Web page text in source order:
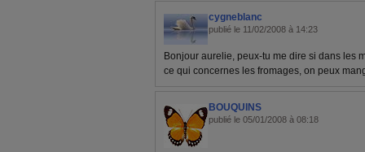
cygneblanc
publié le 11/02/2008 à 14:23
Bonjour aurelie, peux-tu me dire si dans les
ce qui concernes les fromages, on peux
BOUQUINS
publié le 05/01/2008 à 08:18